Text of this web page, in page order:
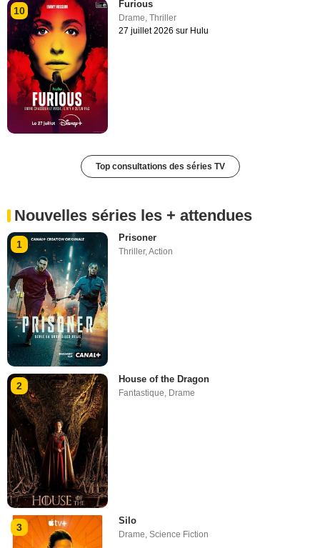
10
Furious
Drame,Thriller
27 juillet 2026 sur Hulu
Top consultations des séries TV
Nouvelles séries les + attendues
1
Prisoner
Thriller,Action
2
House of the Dragon
Fantastique, Drame
3
Silo
Drame,Science Fiction